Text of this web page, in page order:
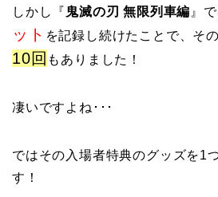
しかし 『 鬼滅の刃 無限列車編 』
ット を記録し続けたことで、そ
10回 もありました！
凄いですよね･･･
ではその入場者特典のグッズを1
す！